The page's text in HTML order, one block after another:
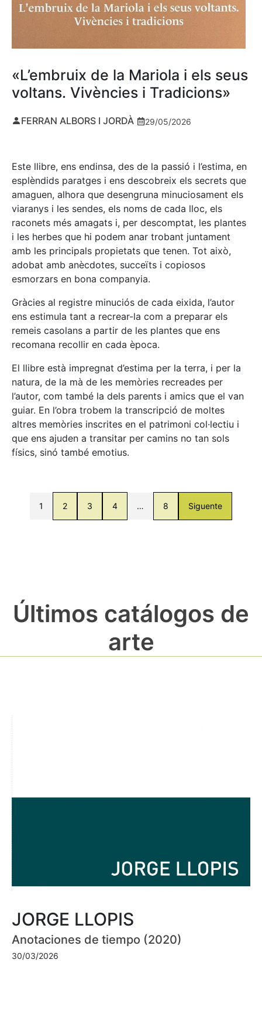
«L’embruix de la Mariola i els seus
voltans. Vivències i Tradicions»
FERRAN ALBORS I JORDÀ 29/05/2026
Este llibre, ens endinsa, des de la passió i l’estima, en
esplèndids paratges i ens descobreix els secrets que
amaguen, alhora que desengruna minuciosament els
viaranys i les sendes, els noms de cada lloc, els
raconets més amagats i, per descomptat, les plantes
i les herbes que hi podem anar trobant juntament
amb les principals propietats que tenen. Tot això,
adobat amb anècdotes, succeïts i copiosos
esmorzars en bona companyia.
Gràcies al registre minuciós de cada eixida, l’autor
ens estimula tant a recrear-la com a preparar els
remeis casolans a partir de les plantes que ens
recomana recollir en cada època.
El llibre està impregnat d’estima per la terra, i per la
natura, de la mà de les memòries recreades per
l’autor, com també la dels parents i amics que el van
guiar. En l’obra trobem la transcripció de moltes
altres memòries inscrites en el patrimoni col·lectiu i
que ens ajuden a transitar per camins no tan sols
físics, sinó també emotius.
1 2 3 4 … 8 Siguente
Últimos catálogos de
arte
JORGE LLOPIS
Anotaciones de tiempo (2020)
30/03/2026